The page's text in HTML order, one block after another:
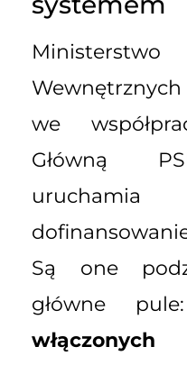
we
Główną
Są one
główne